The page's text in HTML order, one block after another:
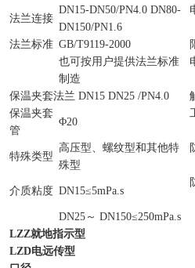
法兰连接
DN15-DN50/PN4.0 DN80-
DN150/PN1.6
法兰标准 GB/T9119-2000
也可按用户提供法兰标准
制造
保温夹套法兰 DN15 DN25 /PN4.0
保温夹套
管
Φ20
特殊类型
高压型、螺纹型和其他特
殊型
介质粘度 DN15≤5mPa.s
DN25～ DN150≤250mPa.s
LZZ就地指示型
LZD电远传型